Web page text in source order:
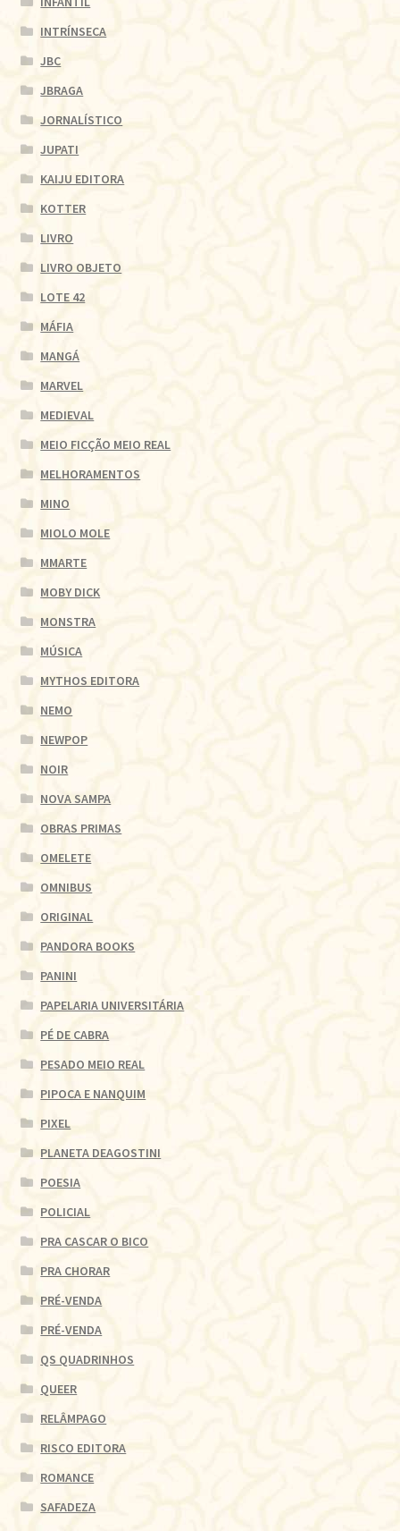
INTRÍNSECA
JBC
JBRAGA
JORNALÍSTICO
JUPATI
KAIJU EDITORA
KOTTER
LIVRO
LIVRO OBJETO
LOTE 42
MÁFIA
MANGÁ
MARVEL
MEDIEVAL
MEIO FICÇÃO MEIO REAL
MELHORAMENTOS
MINO
MIOLO MOLE
MMARTE
MOBY DICK
MONSTRA
MÚSICA
MYTHOS EDITORA
NEMO
NEWPOP
NOIR
NOVA SAMPA
OBRAS PRIMAS
OMELETE
OMNIBUS
ORIGINAL
PANDORA BOOKS
PANINI
PAPELARIA UNIVERSITÁRIA
PÉ DE CABRA
PESADO MEIO REAL
PIPOCA E NANQUIM
PIXEL
PLANETA DEAGOSTINI
POESIA
POLICIAL
PRA CASCAR O BICO
PRA CHORAR
PRÉ-VENDA
PRÉ-VENDA
QS QUADRINHOS
QUEER
RELÂMPAGO
RISCO EDITORA
ROMANCE
SAFADEZA